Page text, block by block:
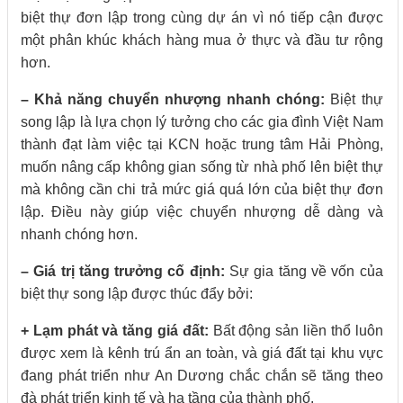
biệt thự đơn lập trong cùng dự án vì nó tiếp cận được
một phân khúc khách hàng mua ở thực và đầu tư rộng
hơn.
– Khả năng chuyển nhượng nhanh chóng: Biệt thự
song lập là lựa chọn lý tưởng cho các gia đình Việt Nam
thành đạt làm việc tại KCN hoặc trung tâm Hải Phòng,
muốn nâng cấp không gian sống từ nhà phố lên biệt thự
mà không cần chi trả mức giá quá lớn của biệt thự đơn
lập. Điều này giúp việc chuyển nhượng dễ dàng và
nhanh chóng hơn.
– Giá trị tăng trưởng cố định: Sự gia tăng về vốn của
biệt thự song lập được thúc đẩy bởi:
+ Lạm phát và tăng giá đất: Bất động sản liền thổ luôn
được xem là kênh trú ẩn an toàn, và giá đất tại khu vực
đang phát triển như An Dương chắc chắn sẽ tăng theo
đà phát triển kinh tế và hạ tầng của thành phố.